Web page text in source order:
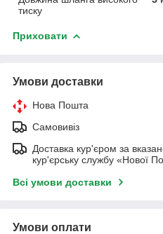
тиску
Приховати
Умови доставки
Нова Пошта
Самовивіз
Доставка кур'єром за
кур'єрську службу «Нової
Всі умови доставки
Умови оплати